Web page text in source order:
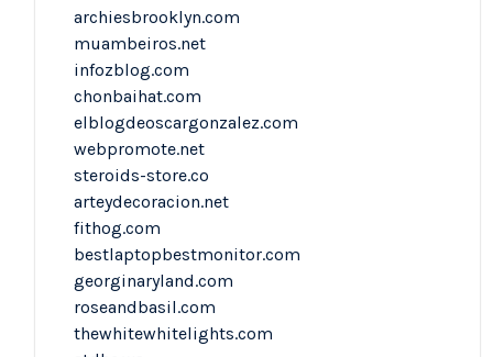
archiesbrooklyn.com
muambeiros.net
infozblog.com
chonbaihat.com
elblogdeoscargonzalez.com
webpromote.net
steroids-store.co
arteydecoracion.net
fithog.com
bestlaptopbestmonitor.com
georginaryland.com
roseandbasil.com
thewhitewhitelights.com